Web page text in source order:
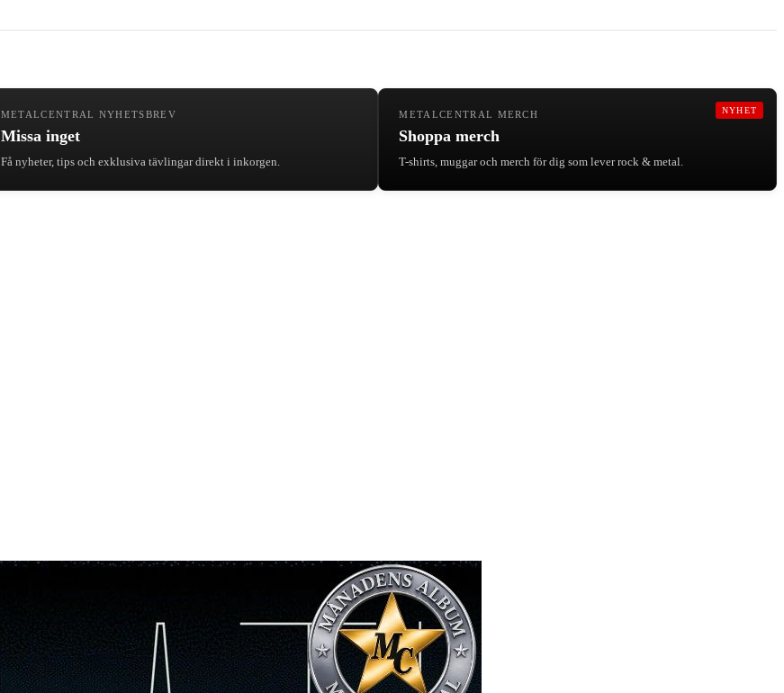
METALCENTRAL NYHETSBREV
Missa inget
Få nyheter, tips och exklusiva tävlingar direkt i inkorgen.
NYHET
METALCENTRAL MERCH
Shoppa merch
T-shirts, muggar och merch för dig som lever rock & metal.